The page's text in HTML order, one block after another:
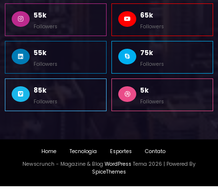
55k
Followers
65k
Followers
55k
Followers
75k
Followers
85k
Followers
5k
Followers
Home Tecnologia Esportes
Contato
Newscrunch - Magazine & BlogWordPress